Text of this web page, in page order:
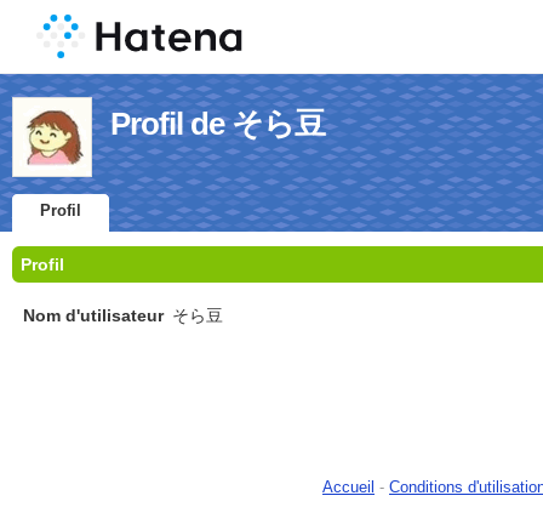
Profil de そら豆
Profil
Profil
Nom d'utilisateur そら豆
Accueil - Conditions